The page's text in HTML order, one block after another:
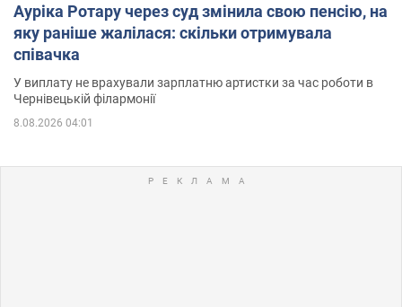
Ауріка Ротару через суд змінила свою пенсію, на
яку раніше жалілася: скільки отримувала
співачка
У виплату не врахували зарплатню артистки за час роботи в
Чернівецькій філармонії
8.08.2026 04:01